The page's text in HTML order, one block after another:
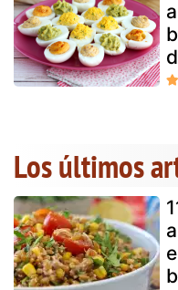
Los últimos